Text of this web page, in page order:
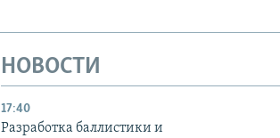
НОВОСТИ
17:40
Разработка баллистики и